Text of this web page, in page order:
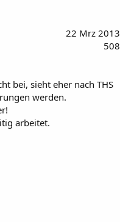
22 Mrz 2013
508
bei, sieht eher nach THS
werden.
arbeitet.